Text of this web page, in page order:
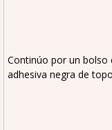
Continúo por un bolso
adhesiva negra de